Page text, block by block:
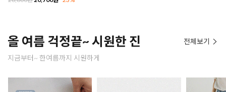
올 여름 걱정끝~ 시원한 진
지금부터~ 한여름까지 시원하게
전체보기